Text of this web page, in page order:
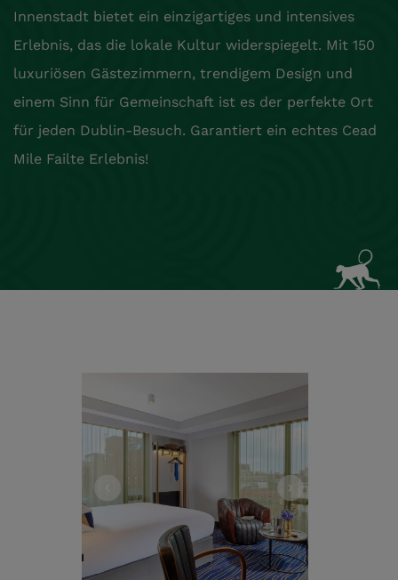
Innenstadt bietet ein einzigartiges und intensives
Erlebnis, das die lokale Kultur widerspiegelt. Mit 150
luxuriösen Gästezimmern, trendigem Design und
einem Sinn für Gemeinschaft ist es der perfekte Ort
für jeden Dublin-Besuch. Garantiert ein echtes Cead
Mile Failte Erlebnis!